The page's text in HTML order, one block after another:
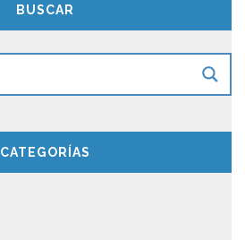
BUSCAR
CATEGORÍAS